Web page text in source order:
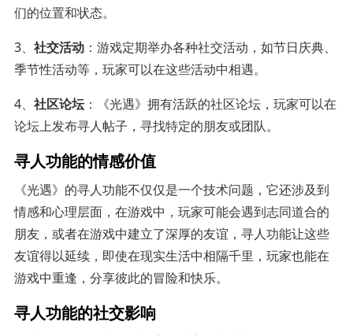
们的位置和状态。
3、 社交活动：游戏定期举办各种社交活动，如节日庆典、
季节性活动等，玩家可以在这些活动中相遇。
4、 社区论坛：《光遇》拥有活跃的社区论坛，玩家可以在
论坛上发布寻人帖子，寻找特定的朋友或团队。
寻人功能的情感价值
《光遇》的寻人功能不仅仅是一个技术问题，它还涉及到
情感和心理层面，在游戏中，玩家可能会遇到志同道合的
朋友，或者在游戏中建立了深厚的友谊，寻人功能让这些
友谊得以延续，即使在现实生活中相隔千里，玩家也能在
游戏中重逢，分享彼此的冒险和快乐。
寻人功能的社交影响